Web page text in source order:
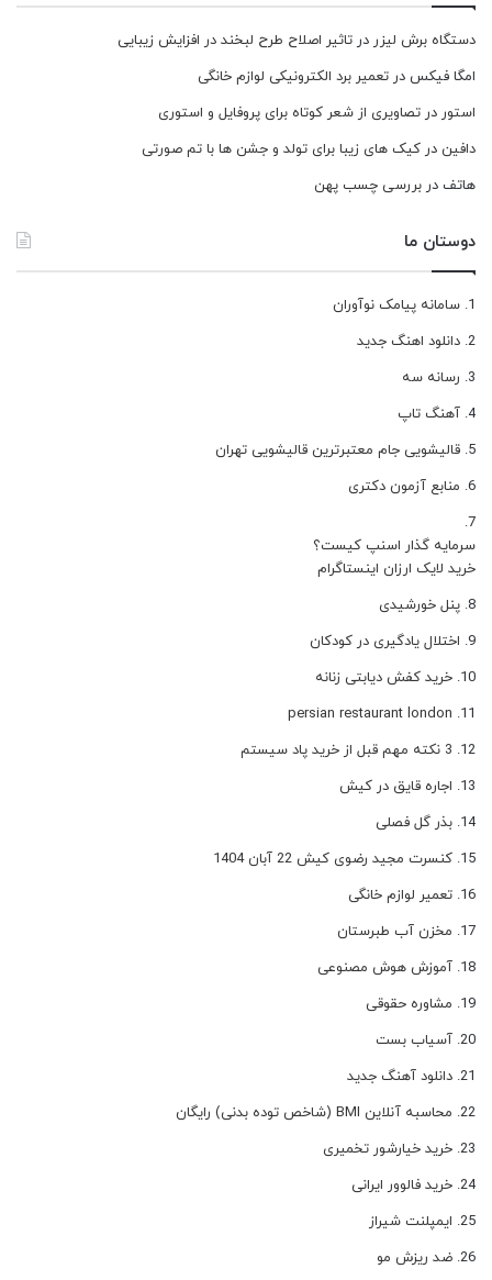
دستگاه برش لیزر در تاثیر اصلاح طرح لبخند در افزایش زیبایی
امگا فیکس در تعمیر برد الکترونیکی لوازم خانگی
استور در تصاویری از شعر کوتاه برای پروفایل و استوری
دافین در کیک های زیبا برای تولد و جشن ها با تم صورتی
هاتف در بررسی چسب پهن
دوستان ما
سامانه پیامک نوآوران
دانلود اهنگ جدید
رسانه سه
آهنگ تاپ
قالیشویی جام معتبرترین قالیشویی تهران
منابع آزمون دکتری
سرمایه گذار اسنپ کیست؟
خرید لایک ارزان اینستاگرام
پنل خورشیدی
اختلال یادگیری در کودکان
خرید کفش دیابتی زنانه
persian restaurant london
3 نکته مهم قبل از خرید پاد سیستم
اجاره قایق در کیش
بذر گل فصلی
کنسرت مجید رضوی کیش 22 آبان 1404
تعمیر لوازم خانگی
مخزن آب طبرستان
آموزش هوش مصنوعی
مشاوره حقوقی
آسیاب بست
دانلود آهنگ جدید
محاسبه آنلاین BMI (شاخص توده بدنی) رایگان
خرید خیارشور تخمیری
خرید فالوور ایرانی
ایمپلنت شیراز
ضد ریزش مو